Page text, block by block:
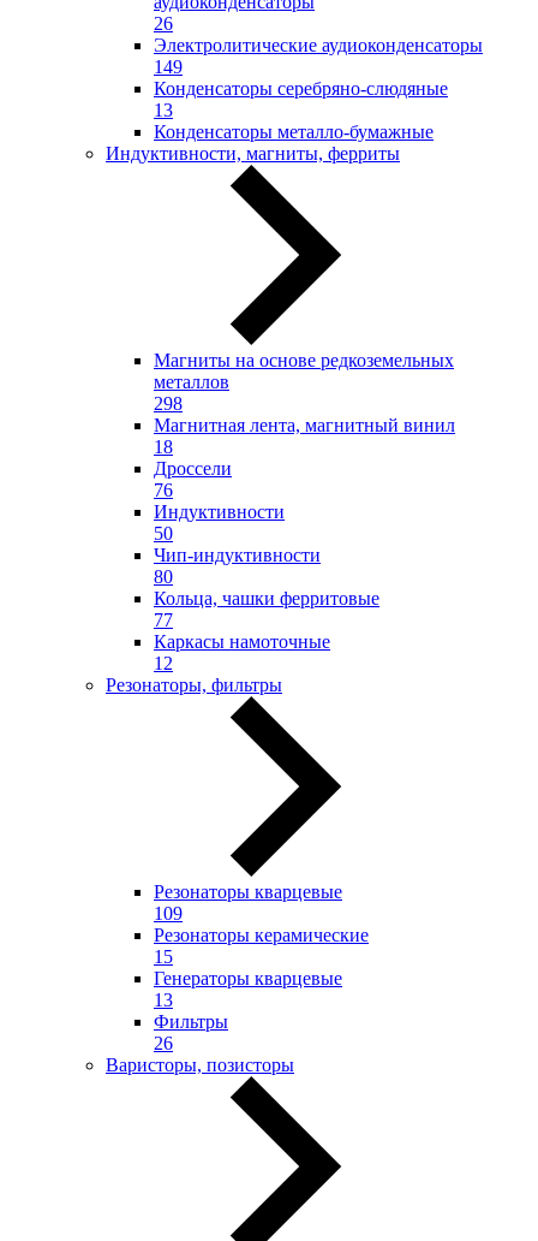
26
Электролитические аудиоконденсаторы
149
Конденсаторы серебряно-слюдяные
13
Конденсаторы металло-бумажные
Индуктивности, магниты, ферриты
Магниты на основе редкоземельных
металлов
298
Магнитная лента, магнитный винил
18
Дроссели
76
Индуктивности
50
Чип-индуктивности
80
Кольца, чашки ферритовые
77
Каркасы намоточные
12
Резонаторы, фильтры
Резонаторы кварцевые
109
Резонаторы керамические
15
Генераторы кварцевые
13
Фильтры
26
Варисторы, позисторы